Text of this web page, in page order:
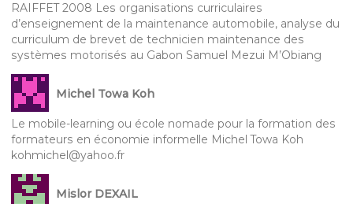
RAIFFET 2008 Les organisations curriculaires
d’enseignement de la maintenance automobile, analyse du
curriculum de brevet de technicien maintenance des
systèmes motorisés au Gabon Samuel Mezui M’Obiang
Michel Towa Koh
Le mobile-learning ou école nomade pour la formation des
formateurs en économie informelle Michel Towa Koh
kohmichel@yahoo.fr
Mislor DEXAIL